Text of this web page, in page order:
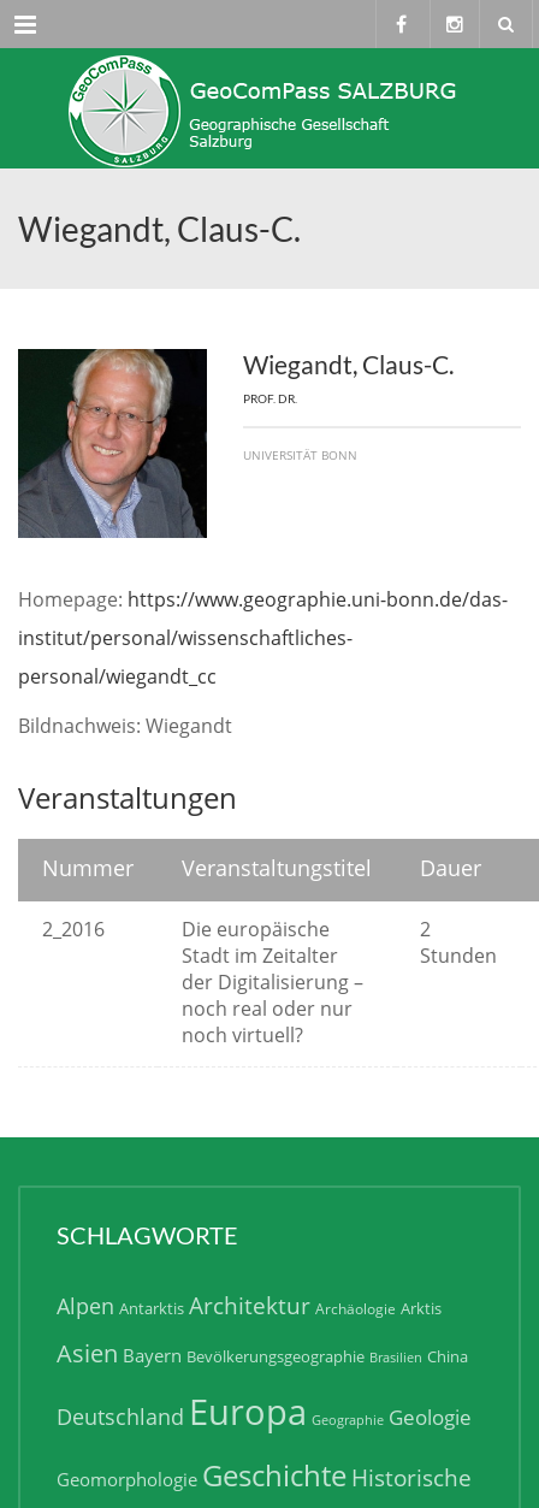
Menü
Wiegandt, Claus-C.
Wiegandt, Claus-C.
PROF. DR.
UNIVERSITÄT BONN
Homepage: https://www.geographie.uni-bonn.de/das-
institut/personal/wissenschaftliches-
personal/wiegandt_cc
Bildnachweis: Wiegandt
Veranstaltungen
Nummer Veranstaltungstitel Dauer
2_2016
Die europäische
Stadt im Zeitalter
der Digitalisierung –
noch real oder nur
noch virtuell?
2
Stunden
SCHLAGWORTE
Alpen Antarktis Architektur Archäologie Arktis
Asien Bayern Bevölkerungsgeographie Brasilien China
Deutschland Europa Geographie Geologie
Geomorphologie GeschichteHistorische